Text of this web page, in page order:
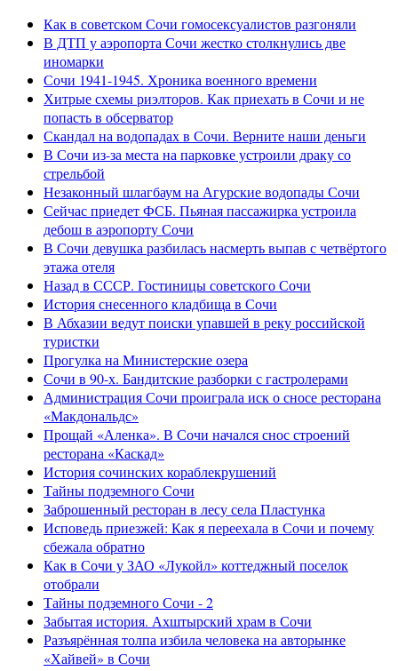
Как в советском Сочи гомосексуалистов разгоняли
В ДТП у аэропорта Сочи жестко столкнулись две
иномарки
Сочи 1941-1945. Хроника военного времени
Хитрые схемы риэлторов. Как приехать в Сочи и не
попасть в обсерватор
Скандал на водопадах в Сочи. Верните наши деньги
В Сочи из-за места на парковке устроили драку со
стрельбой
Незаконный шлагбаум на Агурские водопады Сочи
Сейчас приедет ФСБ. Пьяная пассажирка устроила
дебош в аэропорту Сочи
В Сочи девушка разбилась насмерть выпав с четвёртого
этажа отеля
Назад в СССР. Гостиницы советского Сочи
История снесенного кладбища в Сочи
В Абхазии ведут поиски упавшей в реку российской
туристки
Прогулка на Министерские озера
Сочи в 90-х. Бандитские разборки с гастролерами
Администрация Сочи проиграла иск о сносе ресторана
«Макдональдс»
Прощай «Аленка». В Сочи начался снос строений
ресторана «Каскад»
История сочинских кораблекрушений
Тайны подземного Сочи
Заброшенный ресторан в лесу села Пластунка
Исповедь приезжей: Как я переехала в Сочи и почему
сбежала обратно
Как в Сочи у ЗАО «Лукойл» коттеджный поселок
отобрали
Тайны подземного Сочи - 2
Забытая история. Ахштырский храм в Сочи
Разъярённая толпа избила человека на авторынке
«Хайвей» в Сочи